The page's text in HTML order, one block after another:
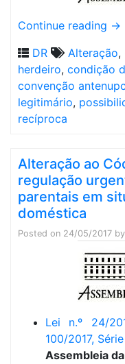
Continue reading →
DR
Alteração,
herdeiro, condição
convenção
legitimário,
recíproca
Alteração ao
regulação
parentais em
doméstica
Posted on 24/05/2017 by
Lei n.º 24/
100/2017,
Assembleia